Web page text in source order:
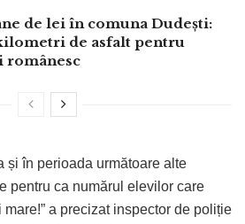
de lei în comuna Dudești:
de asfalt pentru
românesc
și în perioada următoare alte
pentru ca numărul elevilor care
a precizat inspector de poliție